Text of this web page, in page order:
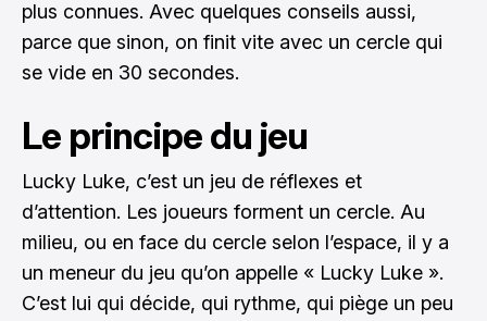
plus connues. Avec quelques conseils aussi,
parce que sinon, on finit vite avec un cercle qui
se vide en 30 secondes.
Le principe du jeu
Lucky Luke, c’est un jeu de réflexes et
d’attention. Les joueurs forment un cercle. Au
milieu, ou en face du cercle selon l’espace, il y a
un meneur du jeu qu’on appelle « Lucky Luke ».
C’est lui qui décide, qui rythme, qui piège un peu